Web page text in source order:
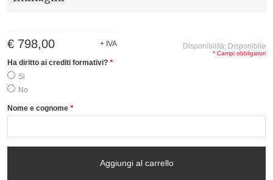
Disponibilità: Disponibile
+ IVA
€ 798,00
*
Ha diritto ai crediti formativi?
Si
No
*
Nome e cognome
* Campi obbligatori
Aggiungi al carrello